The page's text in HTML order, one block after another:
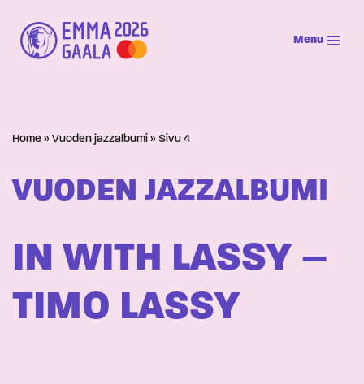
Siirry
suoraan
Menu
Home » Vuoden jazzalbumi » Sivu 4
VUODEN JAZZALBUMI
IN WITH LASSY –
TIMO LASSY